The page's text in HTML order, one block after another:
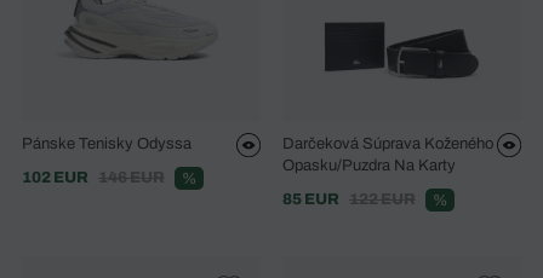
Pánske Tenisky Odyssa
102 EUR
146 EUR %
Darčeková Súprava Koženého
Opasku/puzdra Na Karty
85 EUR
122 EUR %